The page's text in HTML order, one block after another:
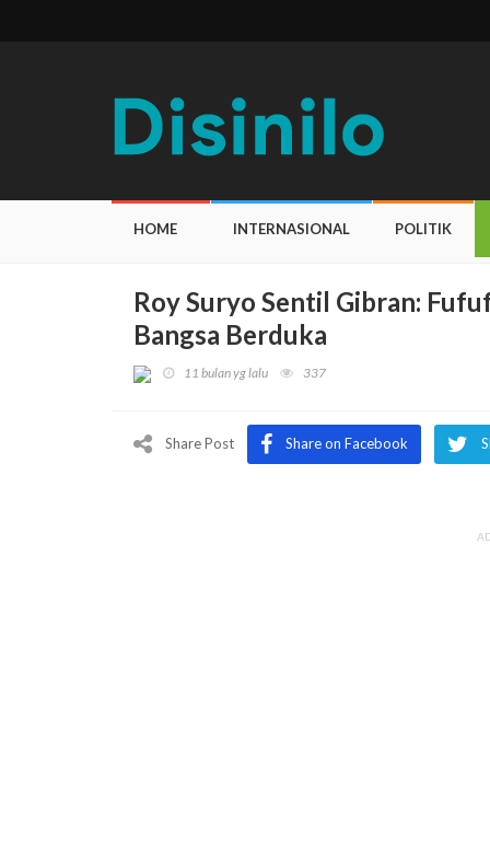
HOME INTERNASIONAL POLITIK
Roy Suryo Sentil Gibran:
Bangsa Berduka
11 bulan yg lalu 337
Share Post Share on Facebook